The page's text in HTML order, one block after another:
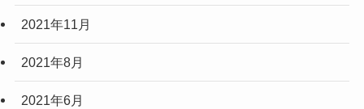
2021年11月
2021年8月
2021年6月